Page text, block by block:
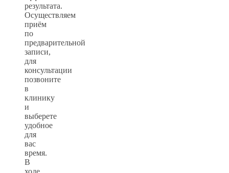
результата.
Осуществляем
приём
по
предварительной
записи,
для
консультации
позвоните
в
клинику
и
выберете
удобное
для
вас
время.
В
ходе